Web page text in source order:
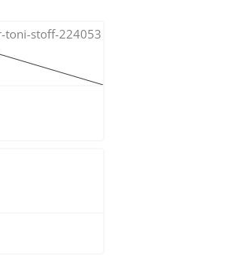
rood
(Deze optie is momenteel niet beschikbaar.)